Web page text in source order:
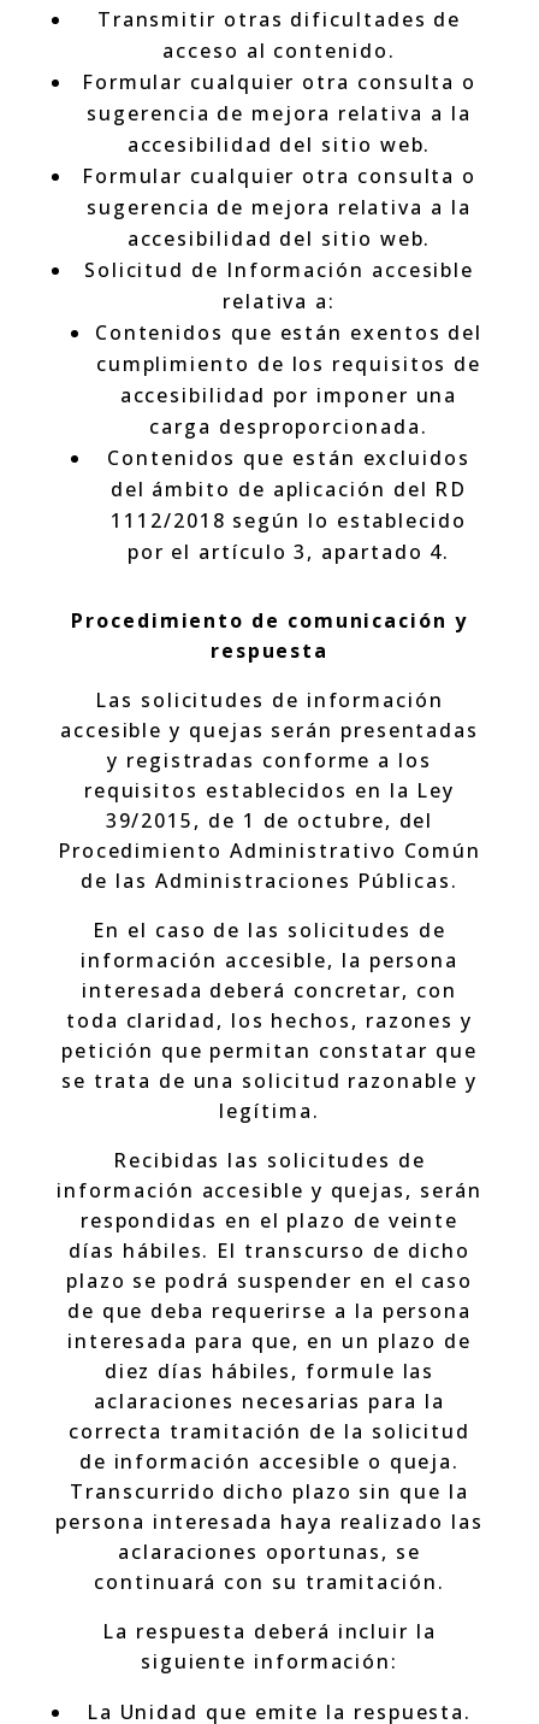
Transmitir otras dificultades de
acceso al contenido.
Formular cualquier otra consulta o
sugerencia de mejora relativa a la
accesibilidad del sitio web.
Formular cualquier otra consulta o
sugerencia de mejora relativa a la
accesibilidad del sitio web.
Solicitud de Información accesible
relativa a:
Contenidos que están exentos del
cumplimiento de los requisitos de
accesibilidad por imponer una
carga desproporcionada.
Contenidos que están excluidos
del ámbito de aplicación del RD
1112/2018 según lo establecido
por el artículo 3, apartado 4.
Procedimiento de comunicación y
respuesta
Las solicitudes de información
accesible y quejas serán presentadas
y registradas conforme a los
requisitos establecidos en la Ley
39/2015, de 1 de octubre, del
Procedimiento Administrativo Común
de las Administraciones Públicas.
En el caso de las solicitudes de
información accesible, la persona
interesada deberá concretar, con
toda claridad, los hechos, razones y
petición que permitan constatar que
se trata de una solicitud razonable y
legítima.
Recibidas las solicitudes de
información accesible y quejas, serán
respondidas en el plazo de veinte
días hábiles. El transcurso de dicho
plazo se podrá suspender en el caso
de que deba requerirse a la persona
interesada para que, en un plazo de
diez días hábiles, formule las
aclaraciones necesarias para la
correcta tramitación de la solicitud
de información accesible o queja.
Transcurrido dicho plazo sin que la
persona interesada haya realizado las
aclaraciones oportunas, se
continuará con su tramitación.
La respuesta deberá incluir la
siguiente información:
La Unidad que emite la respuesta.